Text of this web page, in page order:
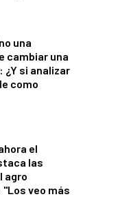
una
cambiar una
si analizar
como
el
las
agro
veo más